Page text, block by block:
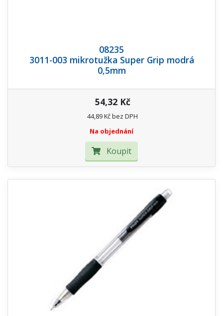
08235
3011-003 mikrotužka Super Grip modrá
0,5mm
54,32 Kč
44,89 Kč bez DPH
Na objednání
Koupit